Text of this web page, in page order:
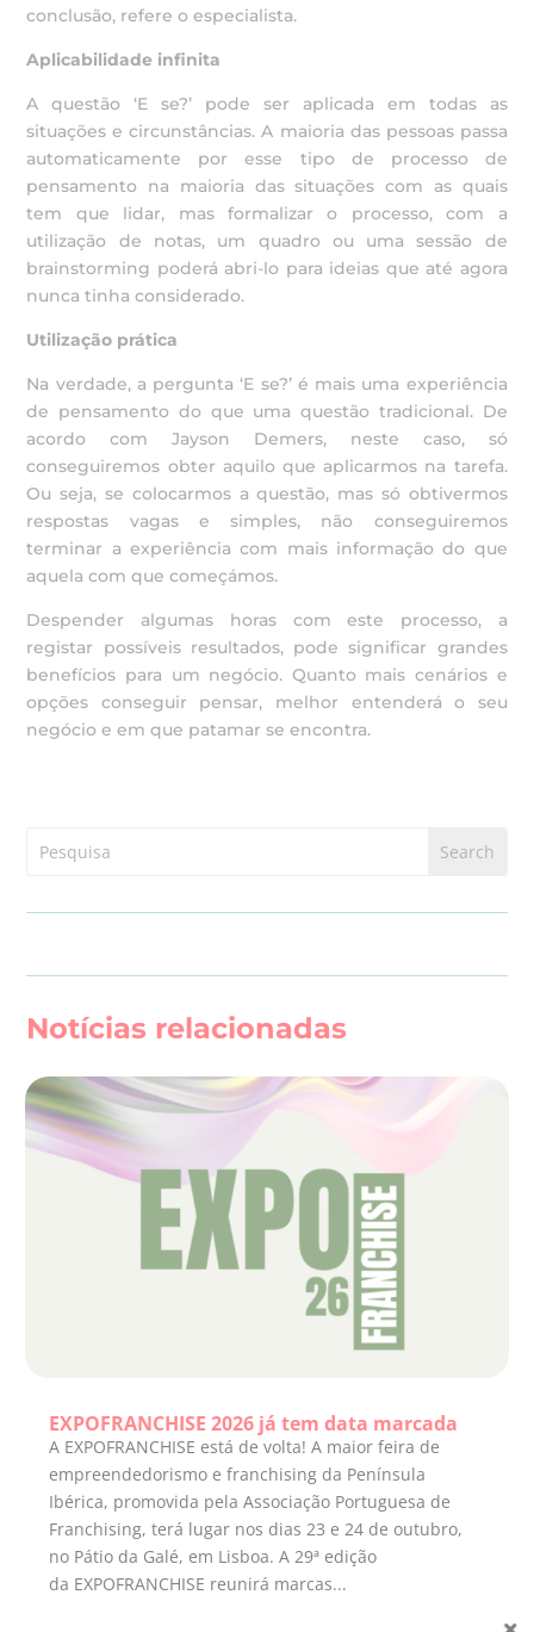
conclusão, refere o especialista.
Aplicabilidade infinita
A questão ‘E se?’ pode ser aplicada em todas as
situações e circunstâncias. A maioria das pessoas passa
automaticamente por esse tipo de processo de
pensamento na maioria das situações com as quais
tem que lidar, mas formalizar o processo, com a
utilização de notas, um quadro ou uma sessão de
brainstorming poderá abri-lo para ideias que até agora
nunca tinha considerado.
Utilização prática
Na verdade, a pergunta ‘E se?’ é mais uma experiência
de pensamento do que uma questão tradicional. De
acordo com Jayson Demers, neste caso, só
conseguiremos obter aquilo que aplicarmos na tarefa.
Ou seja, se colocarmos a questão, mas só obtivermos
respostas vagas e simples, não conseguiremos
terminar a experiência com mais informação do que
aquela com que começámos.
Despender algumas horas com este processo, a
registar possíveis resultados, pode significar grandes
benefícios para um negócio. Quanto mais cenários e
opções conseguir pensar, melhor entenderá o seu
negócio e em que patamar se encontra.
Notícias relacionadas
EXPOFRANCHISE 2026 já tem data marcada
A EXPOFRANCHISE está de volta! A maior feira de
empreendedorismo e franchising da Península
Ibérica, promovida pela Associação Portuguesa de
Franchising, terá lugar nos dias 23 e 24 de outubro,
no Pátio da Galé, em Lisboa. A 29ª edição
da EXPOFRANCHISE reunirá marcas...